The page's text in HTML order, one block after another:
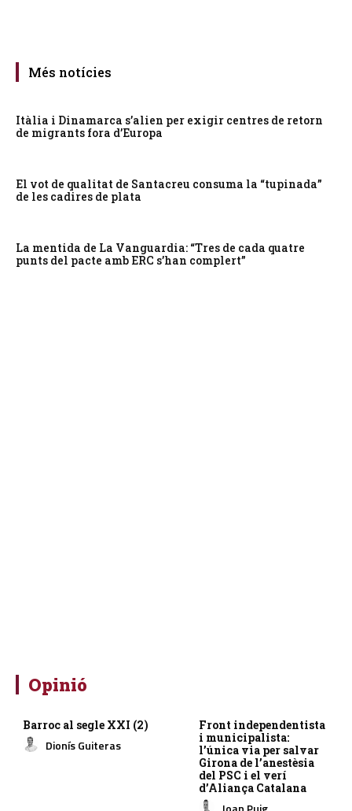
Més notícies
Itàlia i Dinamarca s’alien per exigir centres de retorn
de migrants fora d’Europa
El vot de qualitat de Santacreu consuma la “tupinada”
de les cadires de plata
La mentida de La Vanguardia: “Tres de cada quatre
punts del pacte amb ERC s’han complert”
Opinió
Barroc al segle XXI (2)
Dionís Guiteras
Front independentista
i municipalista:
l’única via per salvar
Girona de l’anestèsia
del PSC i el verí
d’Aliança Catalana